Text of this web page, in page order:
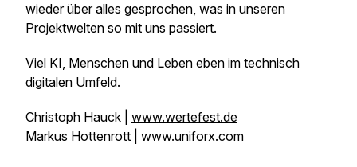
wieder über alles gesprochen, was in unseren
Projektwelten so mit uns passiert.
Viel KI, Menschen und Leben eben im technisch
digitalen Umfeld.
Christoph Hauck | www.wertefest.de
Markus Hottenrott | www.uniforx.com